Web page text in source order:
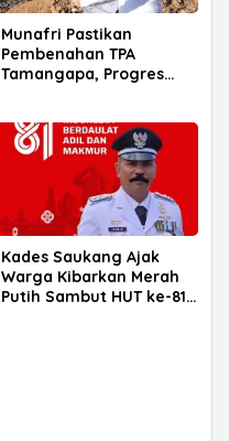
Munafri Pastikan
Pembenahan TPA
Tamangapa, Progres
Kades Saukang Ajak
Warga Kibarkan Merah
Putih Sambut HUT ke-81